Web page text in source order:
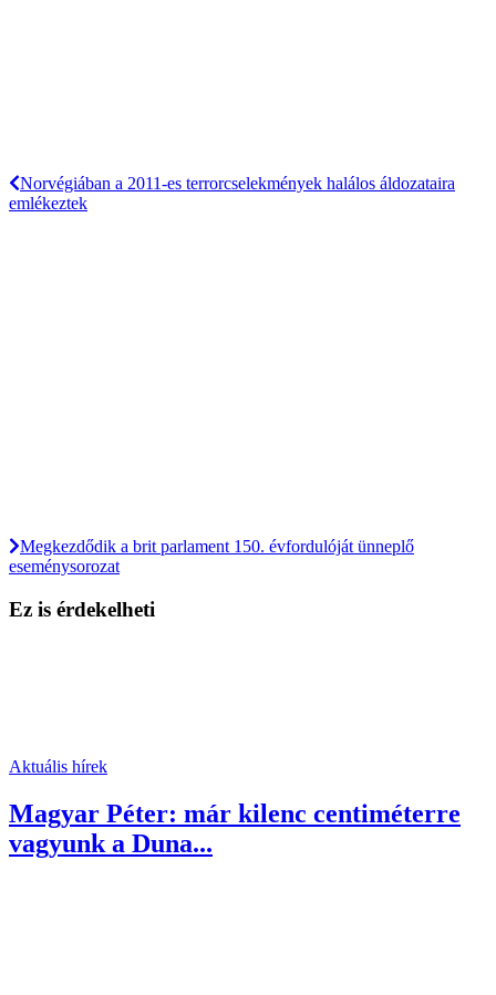
Norvégiában a 2011-es terrorcselekmények halálos áldozataira
emlékeztek
Megkezdődik a brit parlament 150. évfordulóját ünneplő
eseménysorozat
Ez is érdekelheti
Aktuális hírek
Magyar Péter: már kilenc centiméterre
vagyunk a Duna...